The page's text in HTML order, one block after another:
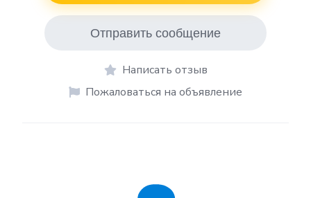
Отправить сообщение
Написать отзыв
Пожаловаться на объявление